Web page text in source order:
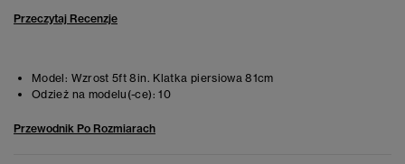
Przeczytaj Recenzje
Model: Wzrost 5ft 8in. Klatka piersiowa 81cm
Odzież na modelu(-ce): 10
Przewodnik Po Rozmiarach